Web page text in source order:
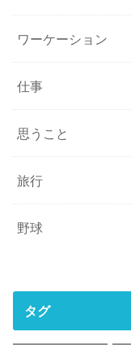
ワーケーション
仕事
思うこと
旅行
野球
タグ